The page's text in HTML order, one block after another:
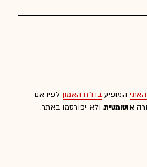
המופיעבדו"ח האמון לפיו אנו
אוטומטיתולא יפורסמו באתר.